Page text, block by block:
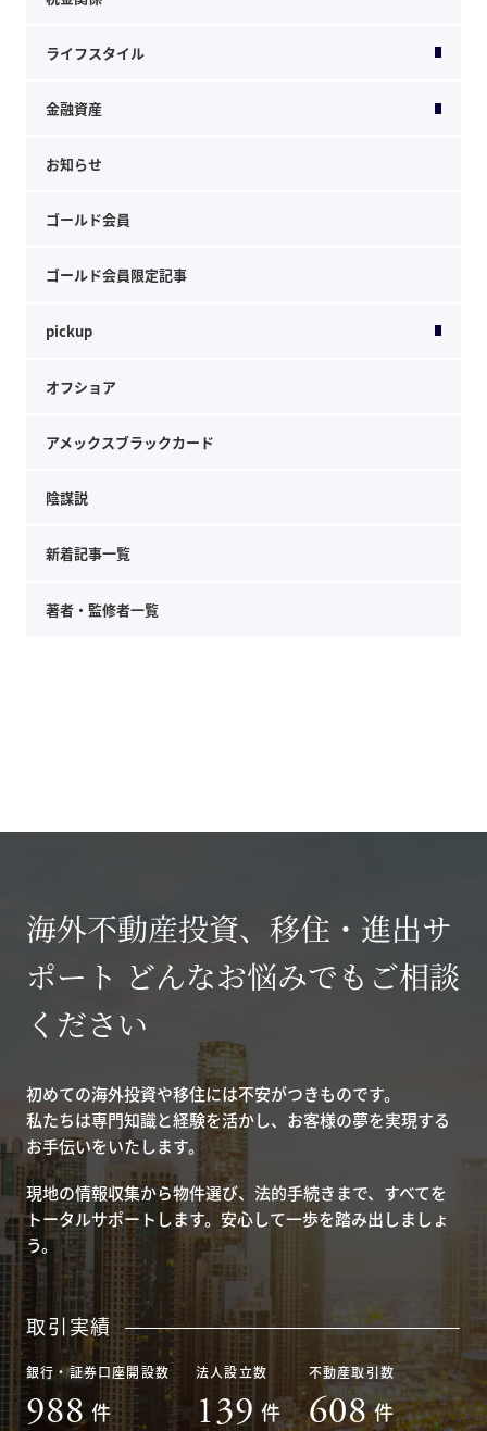
ライフスタイル
金融資産
お知らせ
ゴールド会員
ゴールド会員限定記事
pickup
オフショア
アメックスブラックカード
陰謀説
新着記事一覧
著者・監修者一覧
海外不動産投資、移住・進出サ
ポート どんなお悩みでもご相談
ください
初めての海外投資や移住には不安がつきものです。
私たちは専門知識と経験を活かし、お客様の夢を実現する
お手伝いをいたします。
現地の情報収集から物件選び、法的手続きまで、すべてを
トータルサポートします。安心して一歩を踏み出しましょ
う。
取引実績
銀行・証券口座開設数
988 件
法人設立数
139 件
不動産取引数
608 件